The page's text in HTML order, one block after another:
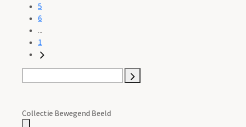
5
6
...
1
Collectie Bewegend Beeld